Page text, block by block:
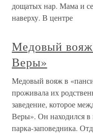
дощатых нар. Мама и
наверху. В центре
Медовый вояж
Веры»
Медовый вояж в
проживала их
заведение, которое
Веры». Он находился в
парка-заповедника.